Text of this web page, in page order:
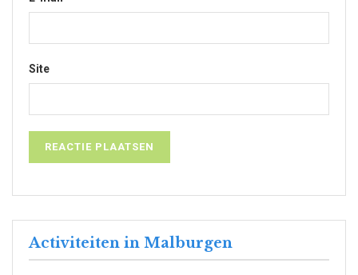
Site
Activiteiten in Malburgen